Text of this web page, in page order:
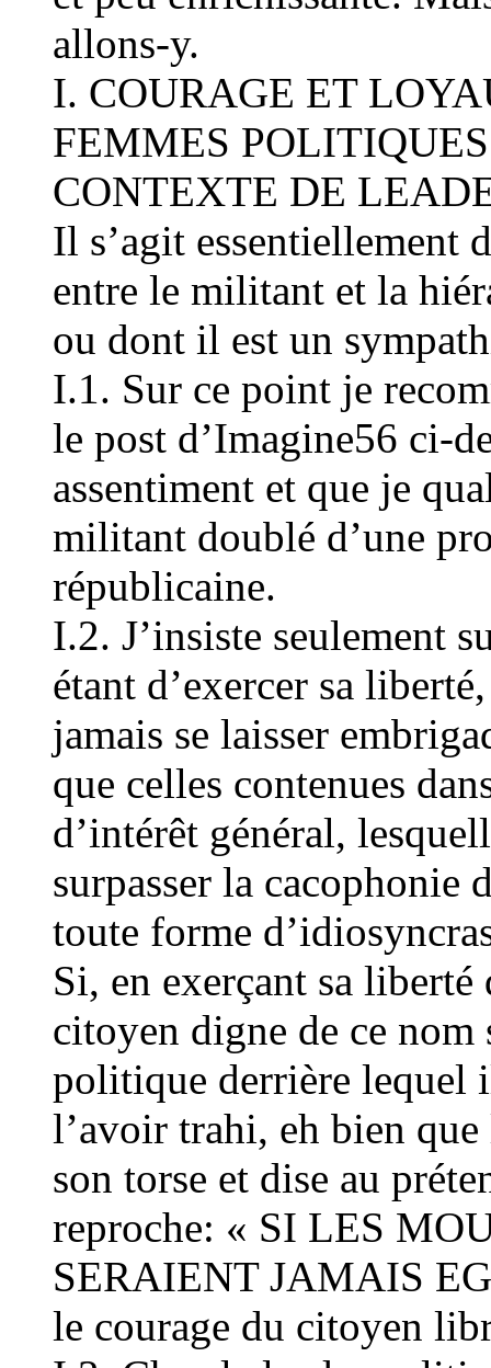
allons-y.
I. COURAGE ET
FEMMES
CONTEXTE DE
Il s’agit essentiellement
entre le militant et la
ou dont il est un
I.1. Sur ce point je
le post d’Imagine56 ci-
assentiment et que je
militant doublé d’une
républicaine.
I.2. J’insiste seulement
étant d’exercer sa
jamais se laisser
que celles contenues
d’intérêt général,
surpasser la cacophonie
toute forme
Si, en exerçant sa liberté
citoyen digne de ce nom
politique derrière lequel
l’avoir trahi, eh bien
son torse et dise au
reproche: « SI LES
SERAIENT JAMAIS
le courage du citoyen